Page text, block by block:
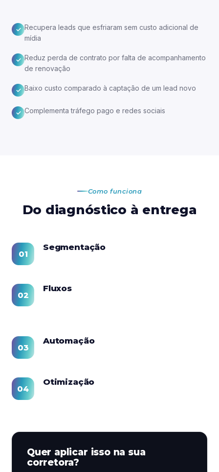
✓ Recupera leads que esfriaram sem custo adicional de
mídia
✓ Reduz perda de contrato por falta de acompanhamento
de renovação
✓ Baixo custo comparado à captação de um lead novo
✓ Complementa tráfego pago e redes sociais
Como funciona
Do diagnóstico à entrega
Segmentação
Fluxos
Automação
Otimização
Quer aplicar isso na sua
corretora?